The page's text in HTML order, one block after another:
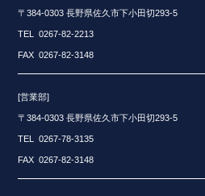
〒384-0303 長野県佐久市下小田切293-5
TEL 0267-82-2213
FAX 0267-82-3148
[営業部]
〒384-0303 長野県佐久市下小田切293-5
TEL 0267-78-3135
FAX 0267-82-3148